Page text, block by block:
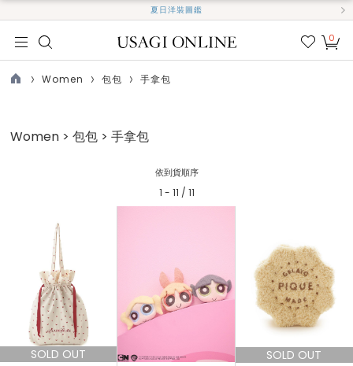
夏日洋裝圖鑑
我的
0
Women 包包 手拿包
Women > 包包 > 手拿包
依到貨順序
1 - 11 / 11